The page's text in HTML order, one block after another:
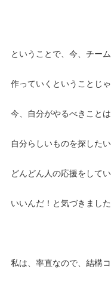
ということで、今、チー
作っていくということじ
今、自分がやるべきこと
自分らしいものを探した
どんどん人の応援をして
いいんだ！と気づきました
私は、率直なので、結構